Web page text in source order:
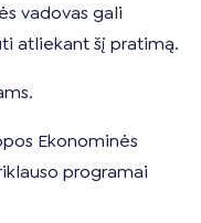
vadovas gali
atliekant šį pratimą.
Ekonominės
programai